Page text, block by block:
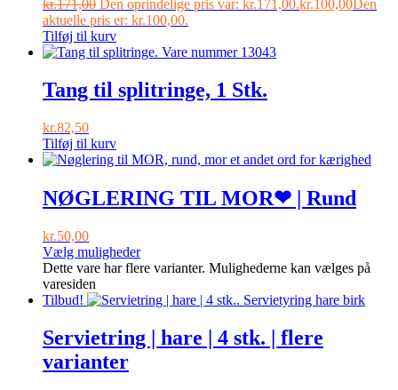
kr.171,00 Den oprindelige pris var: kr.171,00.kr.100,00 Den
aktuelle pris er: kr.100,00.
Tilføj til kurv
Tang til splitringe, 1 Stk.
kr.82,50
Tilføj til kurv
NØGLERING TIL MOR❤ | Rund
kr.50,00
Vælg muligheder
Dette vare har flere varianter. Mulighederne kan vælges på
varesiden
Tilbud!
Servietring | hare | 4 stk. | flere
varianter